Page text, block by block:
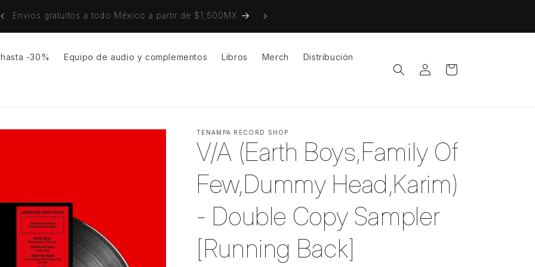
Envíos gratuitos a todo México a partir de $1,500MX
-30% Equipo de audio y complementos Libros Merch Distribución
Iniciar
sesión
Carrito
TENAMPA RECORD SHOP
V/A (Earth Boys,Family Of
Few,Dummy Head,Karim)
- Double Copy Sampler
[Running Back]